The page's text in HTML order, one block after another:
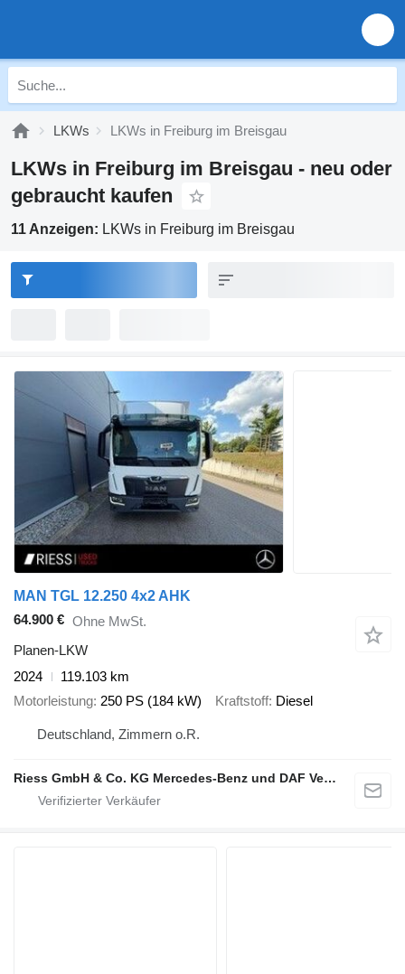
LKWs LKWs in Freiburg im Breisgau
LKWs in Freiburg im Breisgau - neu oder
gebraucht kaufen
11 Anzeigen: LKWs in Freiburg im Breisgau
MAN TGL 12.250 4x2 AHK
64.900 € Ohne MwSt.
Planen-LKW
2024
119.103 km
Motorleistung 250 PS (184 kW) Kraftstoff Diesel
Deutschland, Zimmern o.R.
Riess GmbH & Co. KG Mercedes-Benz und DAF Vertragspartner